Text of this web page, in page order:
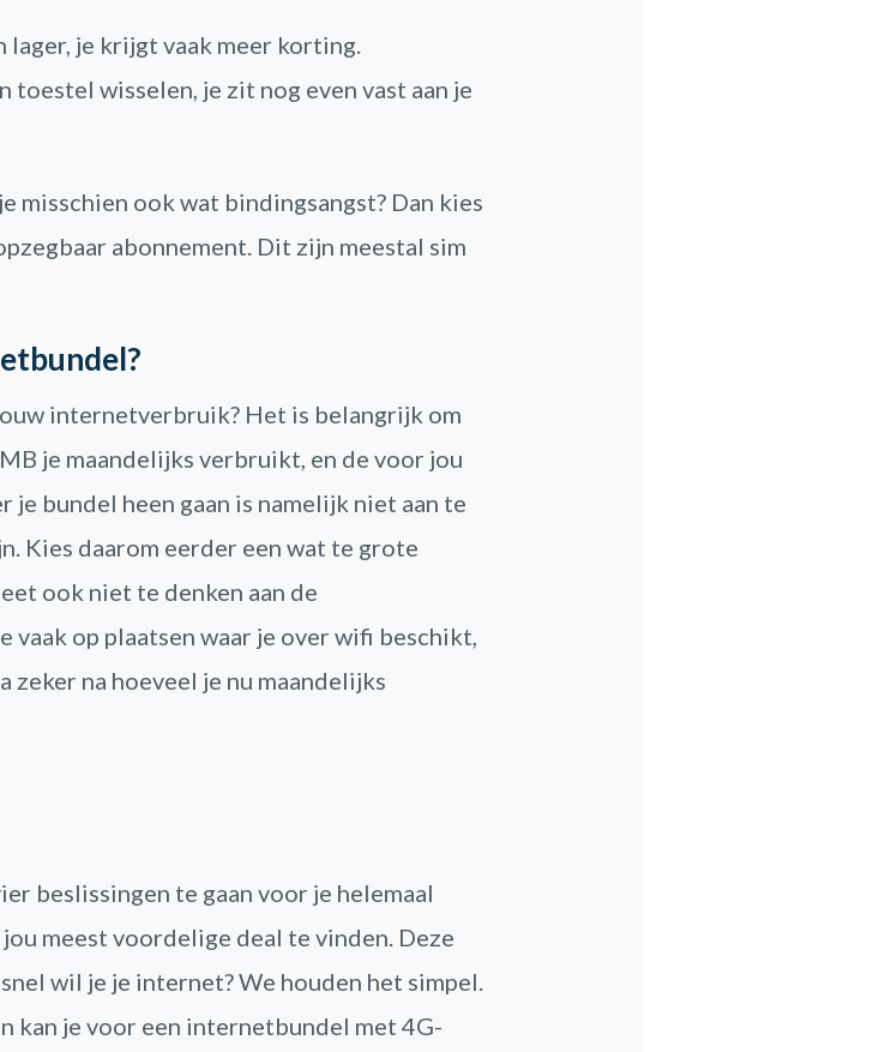
je krijgt vaak meer korting.
toestel wisselen, je zit nog even vast aan je
misschien ook wat bindingsangst? Dan kies
abonnement. Dit zijn meestal sim
internetverbruik? Het is belangrijk om
je maandelijks verbruikt, en de voor jou
bundel heen gaan is namelijk niet aan te
Kies daarom eerder een wat te grote
ook niet te denken aan de
vaak op plaatsen waar je over wifi beschikt,
zeker na hoeveel je nu maandelijks
beslissingen te gaan voor je helemaal
meest voordelige deal te vinden. Deze
wil je je internet? We houden het simpel.
kan je voor een internetbundel met 4G-